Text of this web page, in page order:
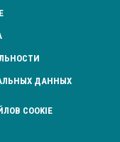
ДАННЫХ
COOKIE